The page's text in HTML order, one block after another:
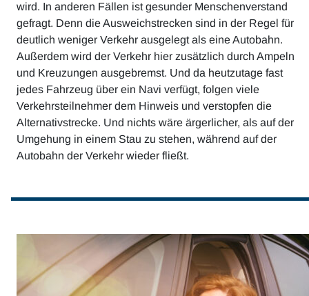
wird. In anderen Fällen ist gesunder Menschenverstand
gefragt. Denn die Ausweichstrecken sind in der Regel für
deutlich weniger Verkehr ausgelegt als eine Autobahn.
Außerdem wird der Verkehr hier zusätzlich durch Ampeln
und Kreuzungen ausgebremst. Und da heutzutage fast
jedes Fahrzeug über ein Navi verfügt, folgen viele
Verkehrsteilnehmer dem Hinweis und verstopfen die
Alternativstrecke. Und nichts wäre ärgerlicher, als auf der
Umgehung in einem Stau zu stehen, während auf der
Autobahn der Verkehr wieder fließt.